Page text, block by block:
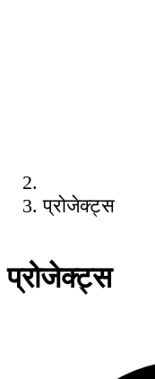
प्रोजेक्ट्स
प्रोजेक्ट्स